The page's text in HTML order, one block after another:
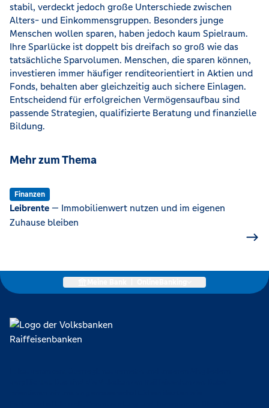
stabil, verdeckt jedoch große Unterschiede zwischen
Alters- und Einkommensgruppen. Besonders junge
Menschen wollen sparen, haben jedoch kaum Spielraum.
Ihre Sparlücke ist doppelt bis dreifach so groß wie das
tatsächliche Sparvolumen. Menschen, die sparen können,
investieren immer häufiger renditeorientiert in Aktien und
Fonds, behalten aber gleichzeitig auch sichere Einlagen.
Entscheidend für erfolgreichen Vermögensaufbau sind
passende Strategien, qualifizierte Beratung und finanzielle
Bildung.
Mehr zum Thema
Finanzen
Leibrente — Immobilienwert nutzen und im eigenen
Zuhause bleiben